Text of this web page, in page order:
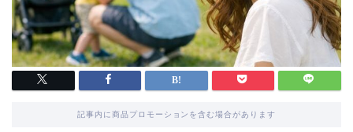
記事内に商品プロモーションを含む場合があります